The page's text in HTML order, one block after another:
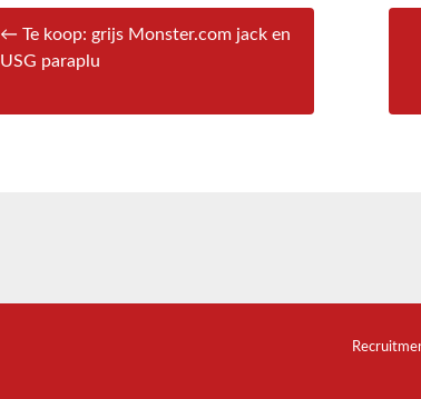
← Te koop: grijs Monster.com jack en
USG paraplu